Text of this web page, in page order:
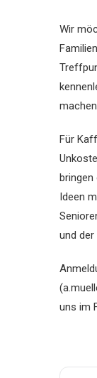
Wir
Für
Ideen
und der
uns im